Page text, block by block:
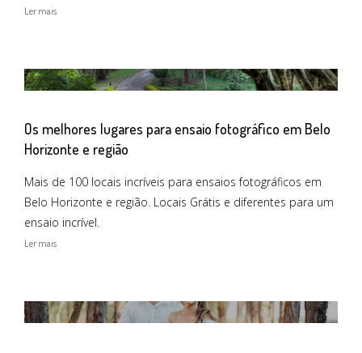
Ler mais
Os melhores lugares para ensaio fotográfico em Belo
Horizonte e região
Mais de 100 locais incríveis para ensaios fotográficos em
Belo Horizonte e região. Locais Grátis e diferentes para um
ensaio incrível.
Ler mais